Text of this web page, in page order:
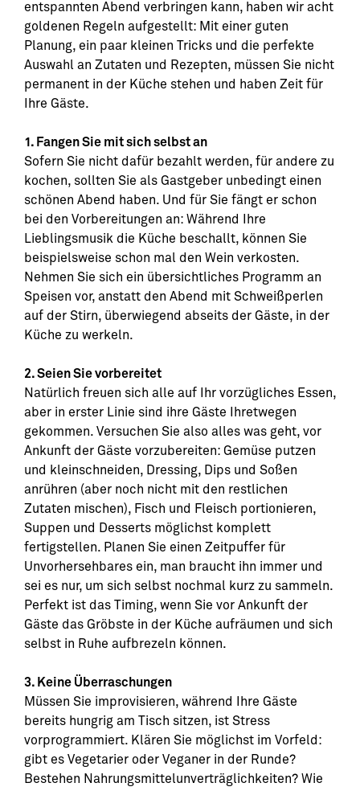
entspannten Abend verbringen kann, haben wir acht
goldenen Regeln aufgestellt: Mit einer guten
Planung, ein paar kleinen Tricks und die perfekte
Auswahl an Zutaten und Rezepten, müssen Sie nicht
permanent in der Küche stehen und haben Zeit für
Ihre Gäste.
1. Fangen Sie mit sich selbst an
Sofern Sie nicht dafür bezahlt werden, für andere zu
kochen, sollten Sie als Gastgeber unbedingt einen
schönen Abend haben. Und für Sie fängt er schon
bei den Vorbereitungen an: Während Ihre
Lieblingsmusik die Küche beschallt, können Sie
beispielsweise schon mal den Wein verkosten.
Nehmen Sie sich ein übersichtliches Programm an
Speisen vor, anstatt den Abend mit Schweißperlen
auf der Stirn, überwiegend abseits der Gäste, in der
Küche zu werkeln.
2. Seien Sie vorbereitet
Natürlich freuen sich alle auf Ihr vorzügliches Essen,
aber in erster Linie sind ihre Gäste Ihretwegen
gekommen. Versuchen Sie also alles was geht, vor
Ankunft der Gäste vorzubereiten: Gemüse putzen
und kleinschneiden, Dressing, Dips und Soßen
anrühren (aber noch nicht mit den restlichen
Zutaten mischen), Fisch und Fleisch portionieren,
Suppen und Desserts möglichst komplett
fertigstellen. Planen Sie einen Zeitpuffer für
Unvorhersehbares ein, man braucht ihn immer und
sei es nur, um sich selbst nochmal kurz zu sammeln.
Perfekt ist das Timing, wenn Sie vor Ankunft der
Gäste das Gröbste in der Küche aufräumen und sich
selbst in Ruhe aufbrezeln können.
3. Keine Überraschungen
Müssen Sie improvisieren, während Ihre Gäste
bereits hungrig am Tisch sitzen, ist Stress
vorprogrammiert. Klären Sie möglichst im Vorfeld:
gibt es Vegetarier oder Veganer in der Runde?
Bestehen Nahrungsmittelunverträglichkeiten? Wie